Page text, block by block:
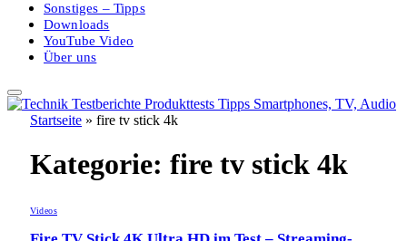
Sonstiges – Tipps
Downloads
YouTube Video
Über uns
Startseite » fire tv stick 4k
Kategorie: fire tv stick 4k
Videos